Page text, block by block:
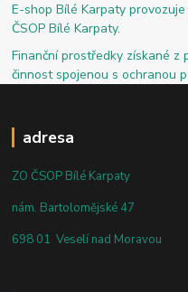
E-shop Bílé Karpaty
ČSOP Bílé Karpaty.
Finanční prostředky získané z
činnost spojenou s ochranou
adresa
ZO ČSOP Bílé Karpaty
nám. Bartolomějské 47
698 01 Veselí nad Moravou